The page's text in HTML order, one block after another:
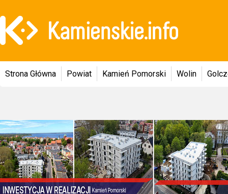
Strona Główna Powiat Kamień Pomorski Wolin